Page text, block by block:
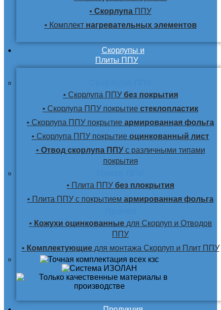
• Скорлупа ППУ
• Комплектнагревательных элементов
Скорлупы и
Плиты ППУ
• Скорлупа ППУбез покрытия
• Скорлупа ППУ покрытие стеклопластик
• Скорлупа ППУ покрытие армированная фольга
• Скорлупа ППУ покрытие оцинкованный лист
• Отвод скорлупа ППУс различными типами
покрытия
• Плита ППУ без плокрытия
• Плита ППУ с покрытием армированная фольга
• Кожухи оцинкованные для Скорлуп и Отводов
ППУ
• Комплектующие для монтажа Скорлуп и Плит ППУ